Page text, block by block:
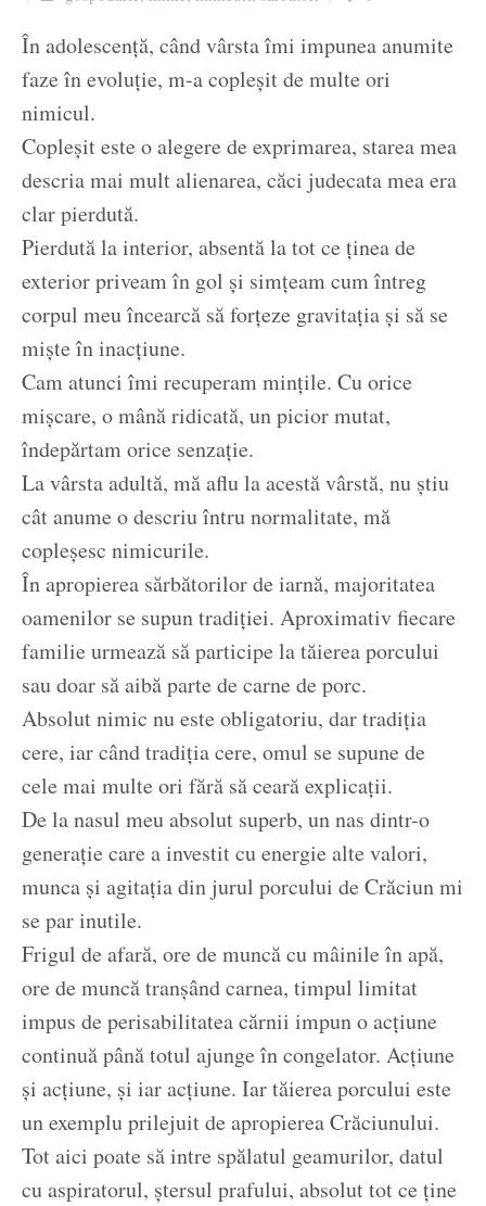
În adolescență, când vârsta îmi impunea anumite
faze în evoluție, m-a copleșit de multe ori
nimicul.
Copleșit este o alegere de exprimarea, starea mea
descria mai mult alienarea, căci judecata mea era
clar pierdută.
Pierdută la interior, absentă la tot ce ținea de
exterior priveam în gol și simțeam cum întreg
corpul meu încearcă să forțeze gravitația și să se
miște în inacțiune.
Cam atunci îmi recuperam mințile. Cu orice
mișcare, o mână ridicată, un picior mutat,
îndepărtam orice senzație.
La vârsta adultă, mă aflu la acestă vârstă, nu știu
cât anume o descriu întru normalitate, mă
copleșesc nimicurile.
În apropierea sărbătorilor de iarnă, majoritatea
oamenilor se supun tradiției. Aproximativ fiecare
familie urmează să participe la tăierea porcului
sau doar să aibă parte de carne de porc.
Absolut nimic nu este obligatoriu, dar tradiția
cere, iar când tradiția cere, omul se supune de
cele mai multe ori fără să ceară explicații.
De la nasul meu absolut superb, un nas dintr-o
generație care a investit cu energie alte valori,
munca și agitația din jurul porcului de Crăciun mi
se par inutile.
Frigul de afară, ore de muncă cu mâinile în apă,
ore de muncă tranșând carnea, timpul limitat
impus de perisabilitatea cărnii impun o acțiune
continuă până totul ajunge în congelator. Acțiune
și acțiune, și iar acțiune. Iar tăierea porcului este
un exemplu prilejuit de apropierea Crăciunului.
Tot aici poate să intre spălatul geamurilor, datul
cu aspiratorul, ștersul prafului, absolut tot ce ține